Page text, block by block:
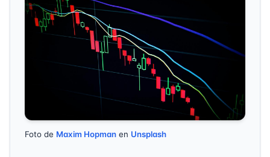
Foto de Maxim Hopman en Unsplash